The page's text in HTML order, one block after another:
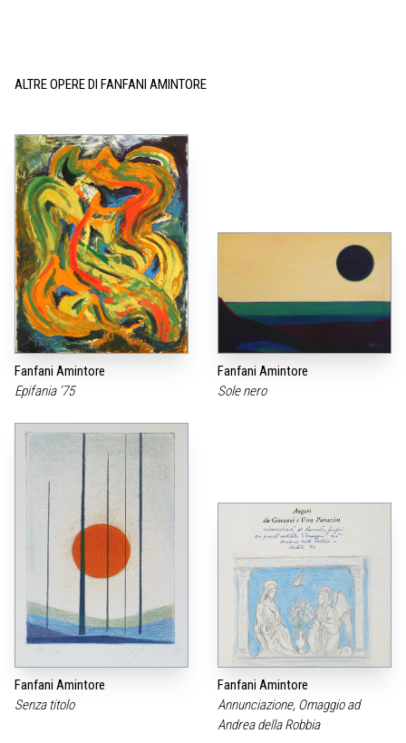
ALTRE OPERE DI FANFANI AMINTORE
Fanfani Amintore
Epifania ‘75
Fanfani Amintore
Sole nero
Fanfani Amintore
Senza titolo
Fanfani Amintore
Annunciazione, Omaggio ad
Andrea della Robbia